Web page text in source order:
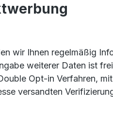
wir Ihnen regelmäßig
weiterer Daten ist
Opt-in Verfahren,
versandten